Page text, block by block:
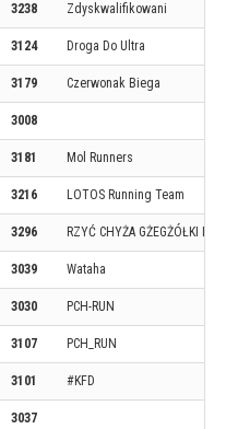
3238 Zdyskwalifikowani
3124 Droga Do Ultra
3179 Czerwonak Biega
3008
3181 Mol Runners
3216 LOTOS Running Team
3296 RZYĆ CHYŻA GŻEGŻÓŁKI I
3039 Wataha
3030 PCH-RUN
3107 PCH_RUN
3101 #KFD
3037